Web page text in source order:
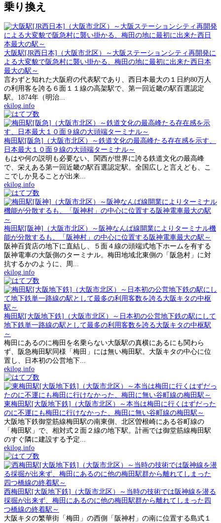
乗り換え
大阪駅[JR西日本]（大阪市北区）～大阪ステーションシティ再開発に
よる大変貌で阪急村に襲い掛かる、梅田の地に最初に出来た西日本
最大の駅～
言わずと知れた大阪府の代表駅であり、西日本最大の１日約80万人
の利用客を誇る６面１１線の高架駅で、第一回近畿の駅百選認定
駅。1874年（明治...
ekilog.info
梅田駅[阪急]（大阪市北区）～鉄道文化の最高峰たる存在感を示す、
日本最大１０面９線の大頭端ターミナル～
もはや何の説明も必要ない、関西が世界に誇る鉄道文化の最高峰
で、栄えある第一回近畿の駅百選認定駅。全国広しと言えども、こ
こでしか見ることが出来...
ekilog.info
梅田駅[阪神]（大阪市北区）～阪神なんば線開業によりターミナル機
能が分散するも、「阪神村」の中心に位置する阪神電車最大の駅～
阪神百貨店の地下に直結し、５面４線の頭端式地下ホームを有する
阪神電車の大阪側のターミナル。梅田地域北東側の「阪急村」に対
抗するかのように、周...
ekilog.info
梅田駅[大阪地下鉄]（大阪市北区）～日本初の公営地下鉄の駅にして
地下鉄単一路線の駅として最多の利用客数を誇る大阪キタの中枢駅
～
梅田にあるのに梅田を名乗らない大阪駅の真横にあるにも関わら
ず、阪急梅田駅同様「梅田」には無い梅田駅。大阪キタの中心に位
置し、日本初の公営地下...
ekilog.info
東梅田駅[大阪地下鉄]（大阪市北区）～本当は梅田に行くはずだった
のに不運にも梅田に行けなかった、梅田に無い谷町線の梅田駅～
大阪地下鉄御堂筋線梅田駅の南東側、北区曽根崎にある谷町線の
「梅田駅」で、相対式２面２線の地下駅。計画では御堂筋線梅田駅
のすぐ隣に建設する予定...
ekilog.info
西梅田駅[大阪地下鉄]（大阪市北区）～当時の技術では阪神線を潜る
採掘が出来ず、梅田にあるのに他の梅田駅群から離れてしまった四
つ橋線の終着駅～
大阪キタの繁華街「梅田」の西側「阪神村」の南に位置する島式１